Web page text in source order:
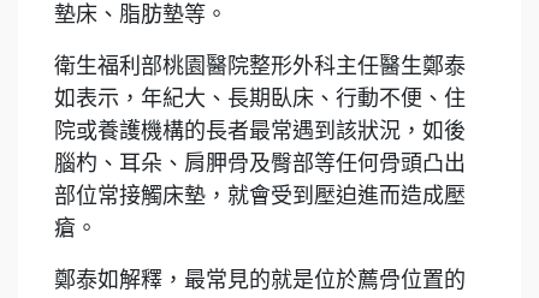
墊床、脂肪墊等。
衛生福利部桃園醫院整形外科主任醫生鄭泰
如表示，年紀大、長期臥床、行動不便、住
院或養護機構的長者最常遇到該狀況，如後
腦杓、耳朵、肩胛骨及臀部等任何骨頭凸出
部位常接觸床墊，就會受到壓迫進而造成壓
瘡。
鄭泰如解釋，最常見的就是位於薦骨位置的